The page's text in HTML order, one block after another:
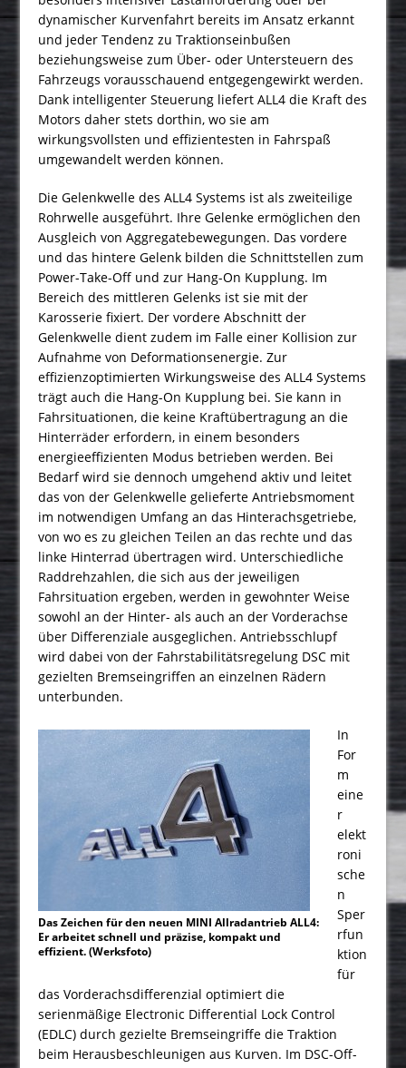
dynamischer Kurvenfahrt bereits im Ansatz erkannt
und jeder Tendenz zu Traktionseinbußen
beziehungsweise zum Über- oder Untersteuern des
Fahrzeugs vorausschauend entgegengewirkt werden.
Dank intelligenter Steuerung liefert ALL4 die Kraft des
Motors daher stets dorthin, wo sie am
wirkungsvollsten und effizientesten in Fahrspaß
umgewandelt werden können.
Die Gelenkwelle des ALL4 Systems ist als zweiteilige
Rohrwelle ausgeführt. Ihre Gelenke ermöglichen den
Ausgleich von Aggregatebewegungen. Das vordere
und das hintere Gelenk bilden die Schnittstellen zum
Power-Take-Off und zur Hang-On Kupplung. Im
Bereich des mittleren Gelenks ist sie mit der
Karosserie fixiert. Der vordere Abschnitt der
Gelenkwelle dient zudem im Falle einer Kollision zur
Aufnahme von Deformationsenergie. Zur
effizienzoptimierten Wirkungsweise des ALL4 Systems
trägt auch die Hang-On Kupplung bei. Sie kann in
Fahrsituationen, die keine Kraftübertragung an die
Hinterräder erfordern, in einem besonders
energieeffizienten Modus betrieben werden. Bei
Bedarf wird sie dennoch umgehend aktiv und leitet
das von der Gelenkwelle gelieferte Antriebsmoment
im notwendigen Umfang an das Hinterachsgetriebe,
von wo es zu gleichen Teilen an das rechte und das
linke Hinterrad übertragen wird. Unterschiedliche
Raddrehzahlen, die sich aus der jeweiligen
Fahrsituation ergeben, werden in gewohnter Weise
sowohl an der Hinter- als auch an der Vorderachse
über Differenziale ausgeglichen. Antriebsschlupf
wird dabei von der Fahrstabilitätsregelung DSC mit
gezielten Bremseingriffen an einzelnen Rädern
unterbunden.
Das Zeichen für den neuen MINI Allradantrieb ALL4:
Er arbeitet schnell und präzise, kompakt und
effizient. (Werksfoto)
In
For
m
eine
r
elekt
roni
sche
n
Sper
rfun
ktion
für
das Vorderachsdifferenzial optimiert die
serienmäßige Electronic Differential Lock Control
(EDLC) durch gezielte Bremseingriffe die Traktion
beim Herausbeschleunigen aus Kurven. Im DSC-Off-